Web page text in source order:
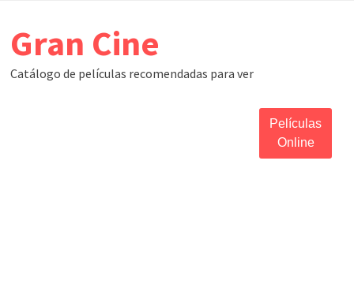
content
Gran Cine
Catálogo de películas recomendadas para ver
Películas
Online